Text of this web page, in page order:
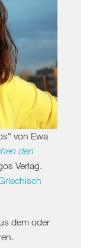
von Ewa
den
Verlag.
dem oder